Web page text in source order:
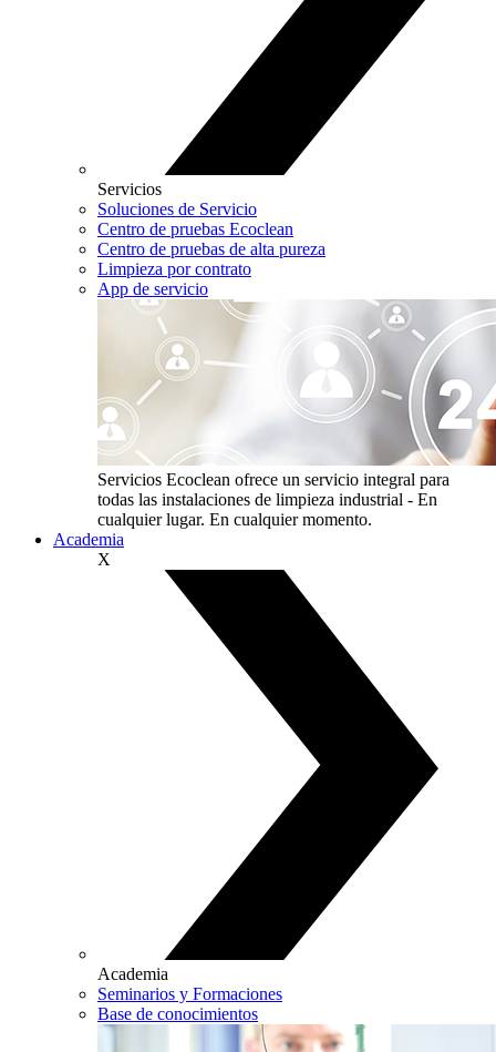
Servicios
Soluciones de Servicio
Centro de pruebas Ecoclean
Centro de pruebas de alta pureza
Limpieza por contrato
App de servicio
Servicios Ecoclean ofrece un servicio integral para
todas las instalaciones de limpieza industrial - En
cualquier lugar. En cualquier momento.
Academia
X
Academia
Seminarios y Formaciones
Base de conocimientos